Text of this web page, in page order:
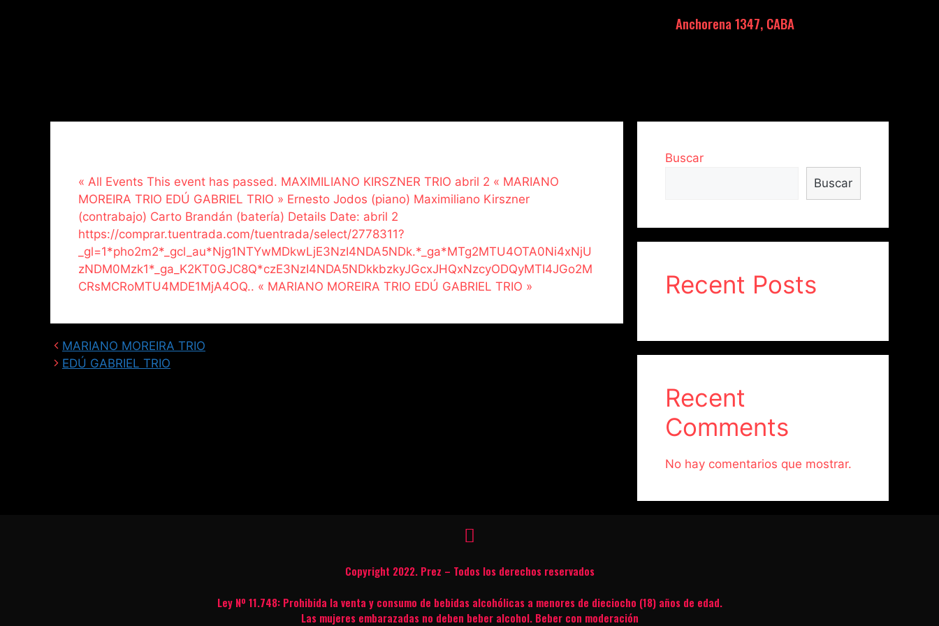
Anchorena 1347, CABA
« All Events This event has passed. MAXIMILIANO KIRSZNER TRIO abril 2 « MARIANO
MOREIRA TRIO EDÚ GABRIEL TRIO » Ernesto Jodos (piano) Maximiliano Kirszner
(contrabajo) Carto Brandán (batería) Details Date: abril 2
https://comprar.tuentrada.com/tuentrada/select/2778311?
_gl=1*pho2m2*_gcl_au*Njg1NTYwMDkwLjE3NzI4NDA5NDk.*_ga*MTg2MTU4OTA0Ni4xNjU
zNDM0Mzk1*_ga_K2KT0GJC8Q*czE3NzI4NDA5NDkkbzkyJGcxJHQxNzcyODQyMTI4JGo2M
CRsMCRoMTU4MDE1MjA4OQ.. « MARIANO MOREIRA TRIO EDÚ GABRIEL TRIO »
MARIANO MOREIRA TRIO
EDÚ GABRIEL TRIO
Buscar
Buscar
Recent Posts
Recent
Comments
No hay comentarios que mostrar.
Copyright 2022. Prez – Todos los derechos reservados
Ley Nº 11.748: Prohibida la venta y consumo de bebidas alcohólicas a menores de dieciocho (18) años de edad.
Las mujeres embarazadas no deben beber alcohol. Beber con moderación